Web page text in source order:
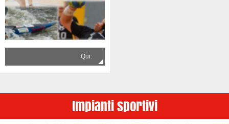
Qui:
Impianti sportivi